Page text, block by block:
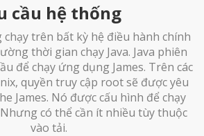
cầu hệ thống
chạy trên bất kỳ hệ điều hành chính
thời gian chạy Java. Java phiên
để chạy ứng dụng James. Trên các
quyền truy cập root sẽ được yêu
James. Nó được cấu hình để chạy
có thể cần ít nhiều tùy thuộc
vào tải.